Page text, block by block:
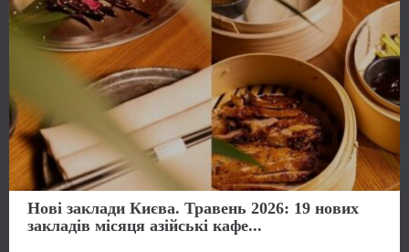
Нові заклади Києва. Травень 2026: 19 нових
закладів місяця азійські кафе...